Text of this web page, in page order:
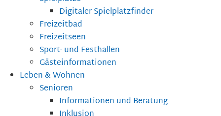
Digitaler Spielplatzfinder
Freizeitbad
Freizeitseen
Sport- und Festhallen
Gästeinformationen
Leben & Wohnen
Senioren
Informationen und Beratung